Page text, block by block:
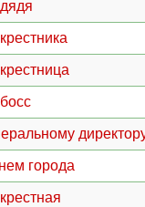
города